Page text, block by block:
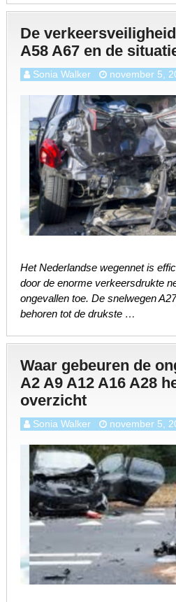
De
A58 A67 en de
Sonia Walker november 5,
Het Nederlandse wegennet is
door de enorme verkeersdrukte
ongevallen toe. De snelwegen
behoren tot de drukste …
Waar gebeuren de
A2 A9 A12 A16 A28
overzicht
Sonia Walker november 5,